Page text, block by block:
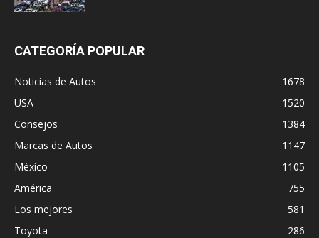
CATEGORÍA POPULAR
Noticias de Autos
1678
USA
1520
Consejos
1384
Marcas de Autos
1147
México
1105
América
755
Los mejores
581
Toyota
286